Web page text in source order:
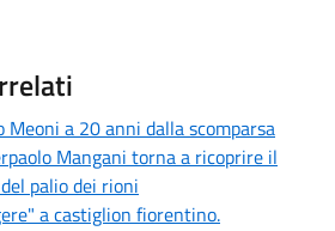
Meoni a 20 anni dalla scomparsa
Mangani torna a ricoprire il
palio dei rioni
a castiglion fiorentino.